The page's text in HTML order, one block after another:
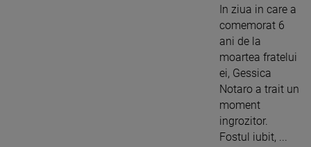
In ziua in care a
comemorat 6
ani de la
moartea fratelui
ei, Gessica
Notaro a trait un
moment
ingrozitor.
Fostul iubit, ...